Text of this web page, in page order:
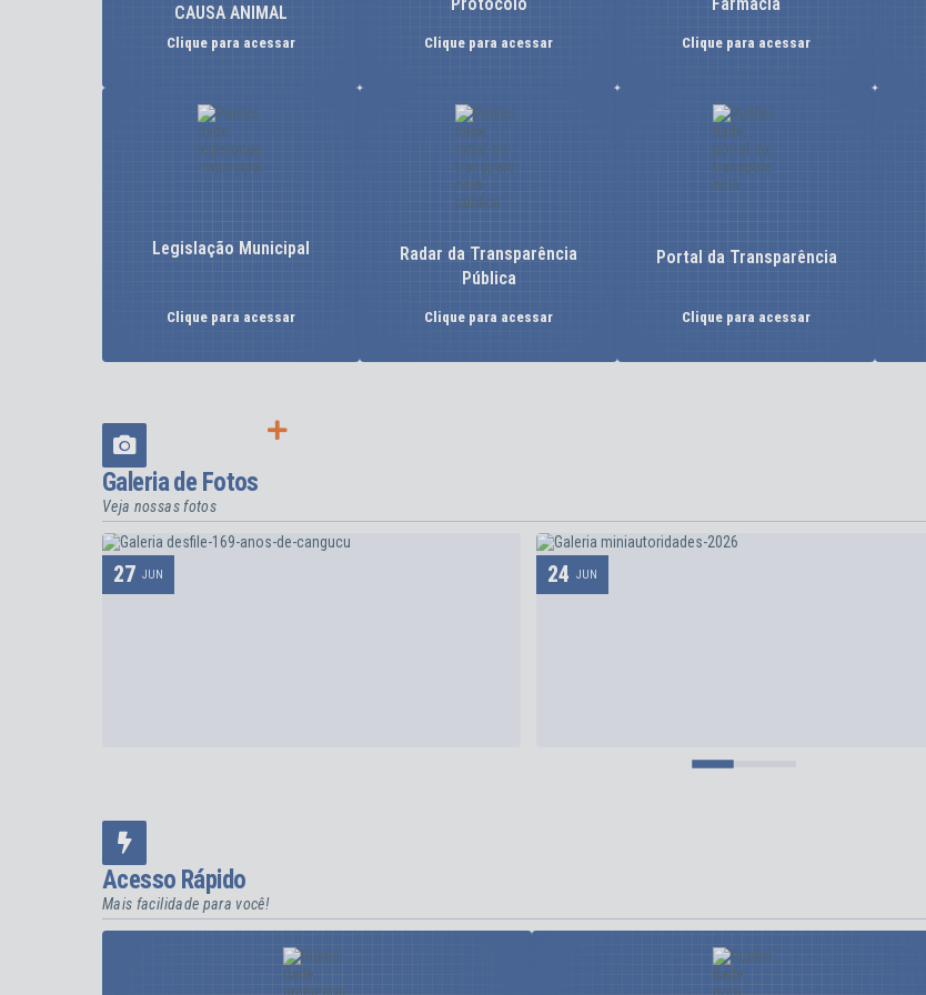
CAUSA ANIMAL
Clique para acessar Clique para acessar Clique para acessar
Legislação Municipal
Clique para acessar
Radar da Transparência
Pública
Clique para acessar
Portal da Transparência
Clique para acessar
Galeria de Fotos
Veja nossas fotos
27 JUN
MINIAUTORIDADES 2026
24 JUN
Acesso Rápido
Mais facilidade para você!